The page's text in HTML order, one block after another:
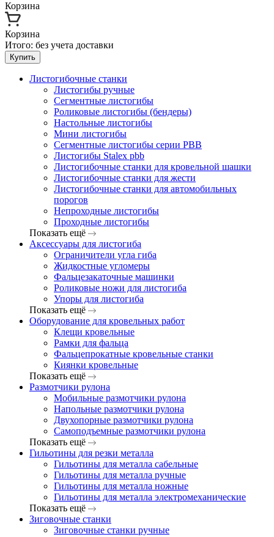
Корзина
Корзина
Итого: без учета доставки
Купить
Листогибочные станки
Листогибы ручные
Сегментные листогибы
Роликовые листогибы (бендеры)
Настольные листогибы
Мини листогибы
Сегментные листогибы серии PBB
Листогибы Stalex pbb
Листогибочные станки для кровельной шашки
Листогибочные станки для жести
Листогибочные станки для автомобильных
порогов
Непроходные листогибы
Проходные листогибы
Показать ещё
Аксессуары для листогиба
Ограничители угла гиба
Жидкостные угломеры
Фальцезакаточные машинки
Роликовые ножи для листогиба
Упоры для листогиба
Показать ещё
Оборудование для кровельных работ
Клещи кровельные
Рамки для фальца
Фальцепрокатные кровельные станки
Киянки кровельные
Показать ещё
Размотчики рулона
Мобильные размотчики рулона
Напольные размотчики рулона
Двухопорные размотчики рулона
Самоподъемные размотчики рулона
Показать ещё
Гильотины для резки металла
Гильотины для металла сабельные
Гильотины для металла ручные
Гильотины для металла ножные
Гильотины для металла электромеханические
Показать ещё
Зиговочные станки
Зиговочные станки ручные